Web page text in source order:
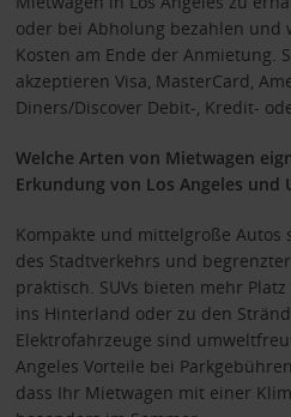
oder bei Abholung bezahlen und
Kosten am Ende der Anmietung.
akzeptieren Visa, MasterCard,
Diners/Discover Debit-, Kredit-
Welche Arten von Mietwagen
Erkundung von Los Angeles und
Kompakte und mittelgroße Autos
des Stadtverkehrs und
praktisch. SUVs bieten mehr
ins Hinterland oder zu den
Elektrofahrzeuge sind
Angeles Vorteile bei
dass Ihr Mietwagen mit einer